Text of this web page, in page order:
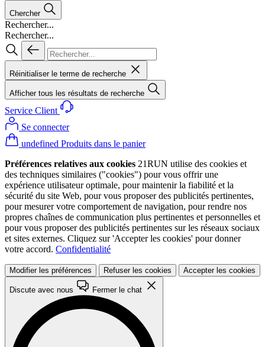
Chercher
Rechercher...
Rechercher...
Réinitialiser le terme de recherche
Afficher tous les résultats de recherche
Service Client
Se connecter
undefined Produits dans le panier
Préférences relatives aux cookies 21RUN utilise des cookies et
des techniques similaires ("cookies") pour vous offrir une
expérience utilisateur optimale, pour maintenir la fiabilité et la
sécurité du site Web, pour vous proposer des publicités pertinentes,
pour mesurer votre comportement de navigation, pour rendre nos
propres chaînes de communication plus pertinentes et personnelles et
pour vous proposer des publicités pertinentes sur les réseaux sociaux
et sites externes. Cliquez sur 'Accepter les cookies' pour donner
votre accord. Confidentialité
Modifier les préférences Refuser les cookies Accepter les cookies
Discute avec nous Fermer le chat